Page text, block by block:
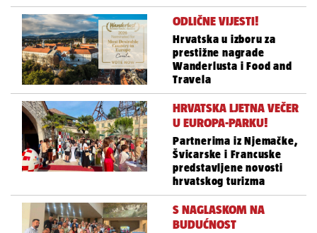
ODLIČNE VIJESTI!
Hrvatska u izboru za
prestižne nagrade
Wanderlusta i Food and
Travela
HRVATSKA LJETNA VEČER
U EUROPA-PARKU!
Partnerima iz Njemačke,
Švicarske i Francuske
predstavljene novosti
hrvatskog turizma
S NAGLASKOM NA
BUDUĆNOST